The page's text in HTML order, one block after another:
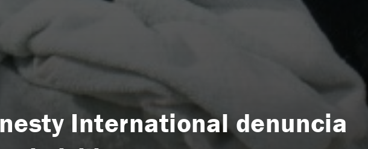
International denuncia